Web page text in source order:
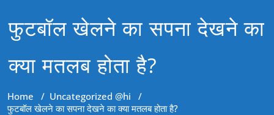
फुटबॉल खेलने का सपना देखने का
क्या मतलब होता है?
Home / Uncategorized @hi /
फुटबॉल खेलने का सपना देखने का क्या मतलब होता है?